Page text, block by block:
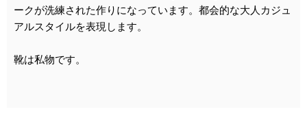
ークが洗練された作りになっています。都会的な大人カジュ
アルスタイルを表現します。
靴は私物です。